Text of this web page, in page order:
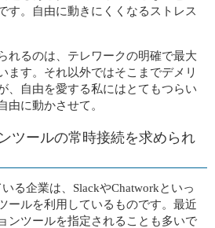
す。自由に動きにくくなるストレス
れるのは、テレワークの明確で最大
ます。それ以外ではそこまでデメリ
、自由を愛する私にはとてもつらい
由に動かさせて。
ツールの常時接続を求められ
る企業は、SlackやChatworkといっ
ールを利用しているものです。最近
ンツールを指定されることも多いで